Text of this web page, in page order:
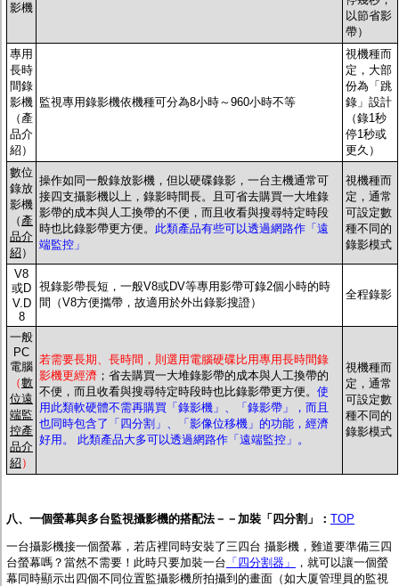
影機
以節省影
帶）
專用
長時
間錄
影機
（ 產
品介
紹 ）
監視專用錄影機依機種可分為8小時～960小時不等
視機種而
定，大部
份為「跳
錄」設計
（錄1秒
停1秒或
更久）
數位
錄放
影機
（ 產
品介
紹 ）
操作如同一般錄放影機，但以硬碟錄影，一台主機通常可
接四支攝影機以上，錄影時間長。且可省去購買一大堆錄
影帶的成本與人工換帶的不便，而且收看與搜尋特定時段
時也比錄影帶更方便。 此類產品有些可以透過網路作「遠
端監控」
視機種而
定 ，通常
可設定數
種不同的
錄影模式
V8
或D
V.D
8
視錄影帶長短， 一般V8或DV等專用影帶可錄2個小時的時
間（V8方便攜帶，故適用於外出錄影搜證）
全程錄影
一般
PC
電腦
（數
位遠
端監
控產
品介
紹 ）
若需要長期、長時間，則選用電腦硬碟比用專用長時間錄
影機更經濟 ；省去購買一大堆錄影帶的成本與人工換帶的
不便，而且收看與搜尋特定時段時也比錄影帶更方便。 使
用此類軟硬體不需再購買「錄影機」、「錄影帶」，而且
也同時包含了「四分割」、「影像位移機」的功能，經濟
好用。 此類產品大多可以透過網路作「遠端監控」。
視機種而
定，通常
可設定數
種不同的
錄影模式
八、一個螢幕與多台監視攝影機的搭配法－－加裝「四分割」： TOP
一台攝影機接一個螢幕，若店裡同時安裝了三四台 攝影機，難道要準備三四
台螢幕嗎？當然不需要！此時只要加裝一台 「四分割器」
，就可以讓一個螢
幕同時顯示出四個不同位置監攝影機所拍攝到的畫面（如大厦管理員的監視